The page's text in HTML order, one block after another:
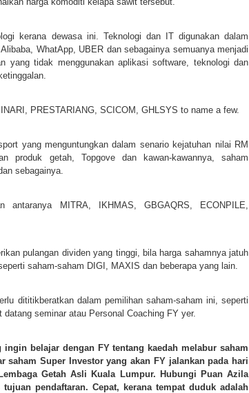
kerana dewasa ini. Teknologi dan IT digunakan dalam
WhatApp, UBER dan sebagainya semuanya menjadi
yang tidak menggunakan aplikasi software, teknologi dan
PRESTARIANG, SCICOM, GHLSYS to name a few.
yang menguntungkan dalam senario kejatuhan nilai RM
produk getah, Topgove dan kawan-kawannya, saham
sebagainya.
antaranya MITRA, IKHMAS, GBGAQRS, ECONPILE,
pulangan dividen yang tinggi, bila harga sahamnya jatuh
saham-saham DIGI, MAXIS dan beberapa yang lain.
dititikberatkan dalam pemilihan saham-saham ini, seperti
seminar atau Personal Coaching FY yer.
belajar dengan FY tentang kaedah melabur saham
saham Super Investor yang akan FY jalankan pada hari
Getah Asli Kuala Lumpur. Hubungi Puan Azila
pendaftaran. Cepat, kerana tempat duduk adalah